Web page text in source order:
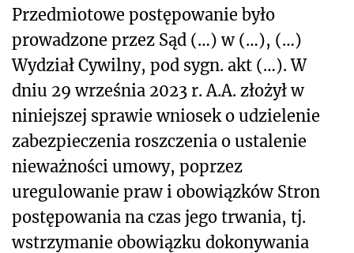
Przedmiotowe postępowanie było
prowadzone przez Sąd (…) w (…), (…)
Wydział Cywilny, pod sygn. akt (…). W
dniu 29 września 2023 r. A.A. złożył w
niniejszej sprawie wniosek o udzielenie
zabezpieczenia roszczenia o ustalenie
nieważności umowy, poprzez
uregulowanie praw i obowiązków Stron
postępowania na czas jego trwania, tj.
wstrzymanie obowiązku dokonywania